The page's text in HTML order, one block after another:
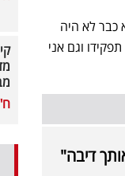
בפלוגה אחרת", פתח אמסלם. "בגיל 26 הוא כבר לא היה
שלי סיים את תפקידו וגם אני
דיבה"